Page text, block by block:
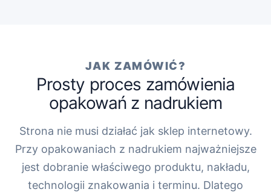
JAK ZAMÓWIĆ?
Prosty proces zamówienia
opakowań z nadrukiem
Strona nie musi działać jak sklep internetowy.
Przy opakowaniach z nadrukiem najważniejsze
jest dobranie właściwego produktu, nakładu,
technologii znakowania i terminu. Dlatego